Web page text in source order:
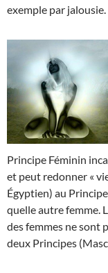
exemple par jalousie.
Principe Féminin
et peut redonner «
Égyptien) au
quelle autre femme.
des femmes ne sont
deux Principes